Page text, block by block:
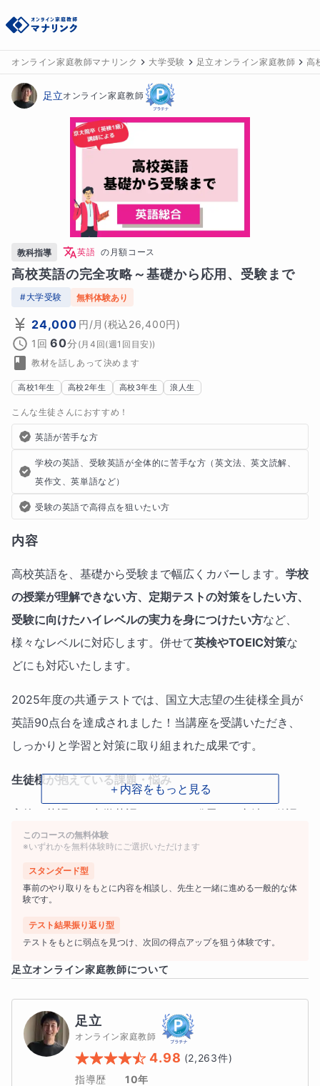
オンライン家庭教師マナリンク 大学受験 足立オンライン家庭教師 高
足立オンライン家庭教師
教科指導 英語 の 月額コース
高校英語の完全攻略～基礎から応用、受験まで
#大学受験 無料体験あり
24,000 円/月 (税込26,400円)
1回 60分 (月4回(週1回目安))
教材を話しあって決めます
高校1年生 高校2年生 高校3年生 浪人生
こんな生徒さんにおすすめ！
英語が苦手な方
学校の英語、受験英語が全体的に苦手な方（英文法、英文読解、
英作文、英単語など）
受験の英語で高得点を狙いたい方
内容
高校英語を、基礎から受験まで幅広くカバーします。 学校
の授業が理解できない方、定期テストの対策をしたい方、
受験に向けたハイレベルの実力を身につけたい方など、
様々なレベルに対応します。併せて英検やTOEIC対策な
どにも対応いたします。
2025年度の共通テストでは、国立大志望の生徒様全員が
英語90点台を達成されました！当講座を受講いただき、
しっかりと学習と対策に取り組まれた成果です。
生徒様が抱えている課題・悩み
高校の英語は、中学英語からさらに発展し、文法や単語な
ど、幅広い内容を扱い、必要な勉強量が多いため、苦手意
ても、受験問題となるとうまく対応できず悩む方もおられ
ます。
状況や難易度に対する講師の見解
大学受験レベルの英語であっても、英語の基本的な考え方
を習得すれば、自信をもって回答することができるように
なります。膨大とイメージしてしまう高校英語も、憶える
べき原則は実は意外にシンプルなものです。
コースにあわせた講師の強み
＋内容をもっと見る
このコースの無料体験
※いずれかを無料体験時にご選択いただけます
スタンダード型
事前のやり取りをもとに内容を相談し、先生と一緒に進める一般的な体
験です。
テスト結果振り返り型
テストをもとに弱点を見つけ、次回の得点アップを狙う体験です。
足立オンライン家庭教師について
足立
オンライン家庭教師
4.98 (2,263件)
指導歴
10年